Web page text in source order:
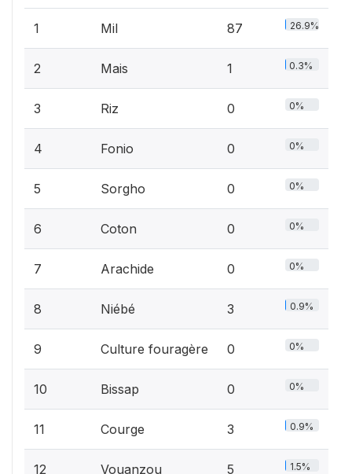
1 Mil 87 26.9%
2 Mais 1 0.3%
3 Riz 0 0%
4 Fonio 0 0%
5 Sorgho 0 0%
6 Coton 0 0%
7 Arachide 0 0%
8 Niébé 3 0.9%
9 Culture fouragère 0 0%
10 Bissap 0 0%
11 Courge 3 0.9%
12
Vouanzou
5 1.5%